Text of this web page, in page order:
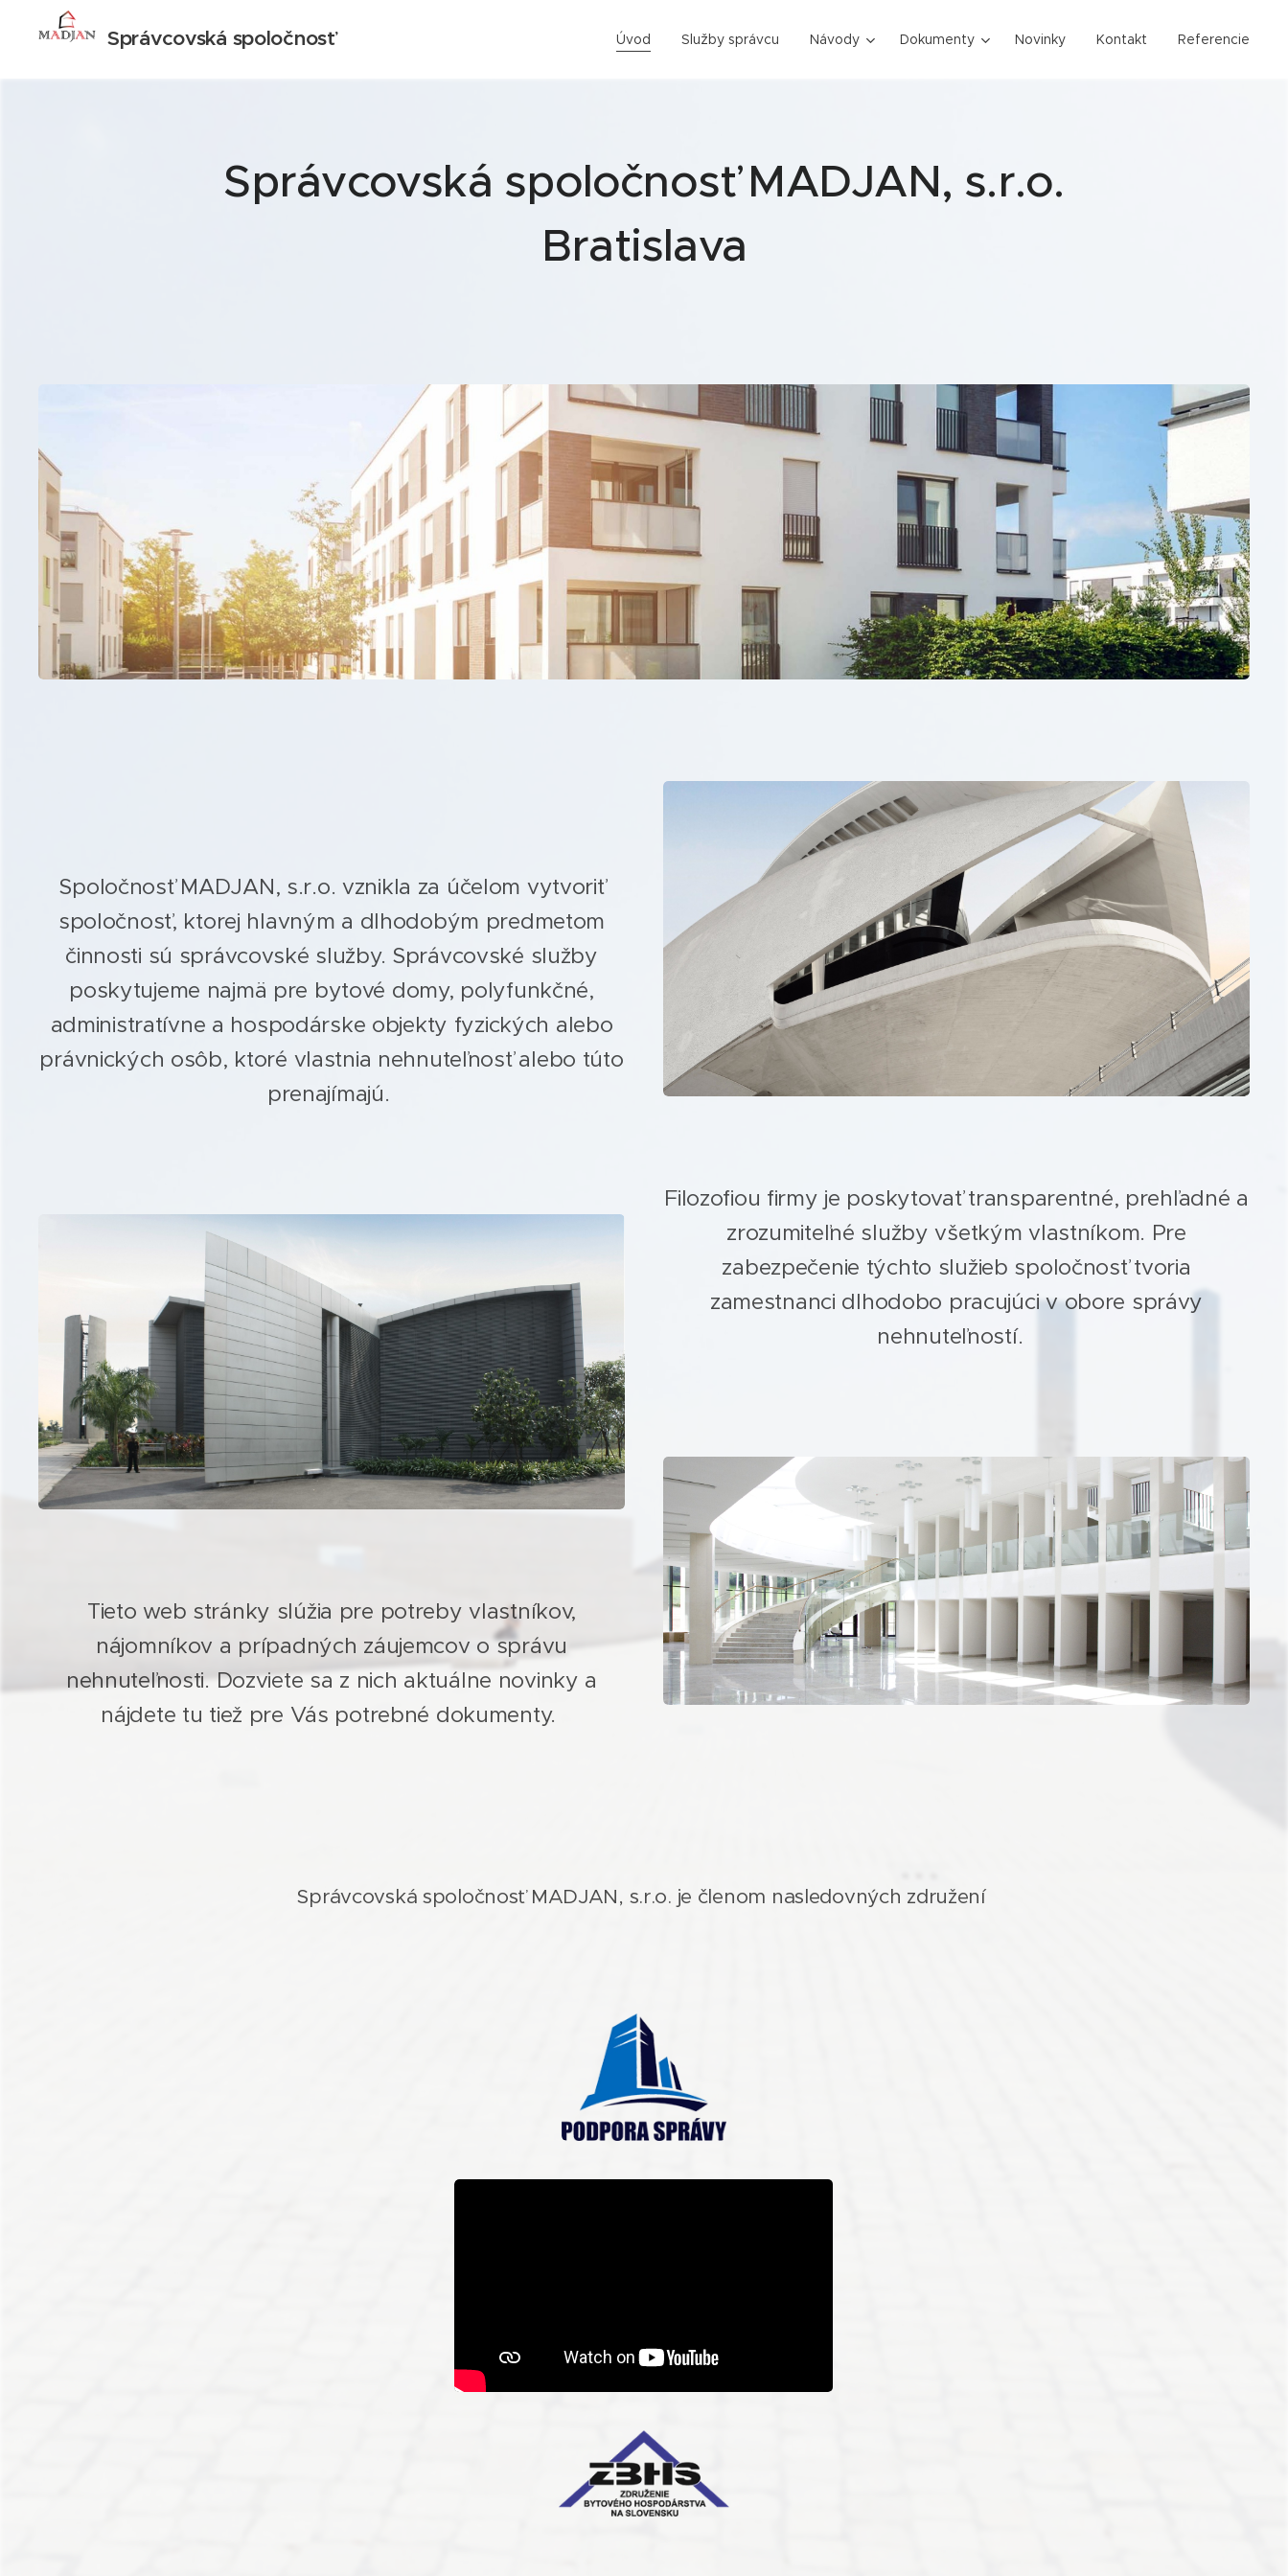
Správcovská spoločnosť Úvod Služby správcu Návody Dokumenty Novinky Kontakt Referencie
Správcovská spoločnosť MADJAN, s.r.o.
Bratislava
Spoločnosť MADJAN, s.r.o. vznikla za účelom vytvoriť
spoločnosť, ktorej hlavným a dlhodobým predmetom
činnosti sú správcovské služby. Správcovské služby
poskytujeme najmä pre bytové domy, polyfunkčné,
administratívne a hospodárske objekty fyzických alebo
právnických osôb, ktoré vlastnia nehnuteľnosť alebo túto
prenajímajú.
Tieto web stránky slúžia pre potreby vlastníkov,
nájomníkov a prípadných záujemcov o správu
nehnuteľnosti. Dozviete sa z nich aktuálne novinky a
nájdete tu tiež pre Vás potrebné dokumenty.
Filozofiou firmy je poskytovať transparentné, prehľadné a
zrozumiteľné služby všetkým vlastníkom. Pre
zabezpečenie týchto služieb spoločnosť tvoria
zamestnanci dlhodobo pracujúci v obore správy
nehnuteľností.
Správcovská spoločnosť MADJAN, s.r.o. je členom nasledovných združení